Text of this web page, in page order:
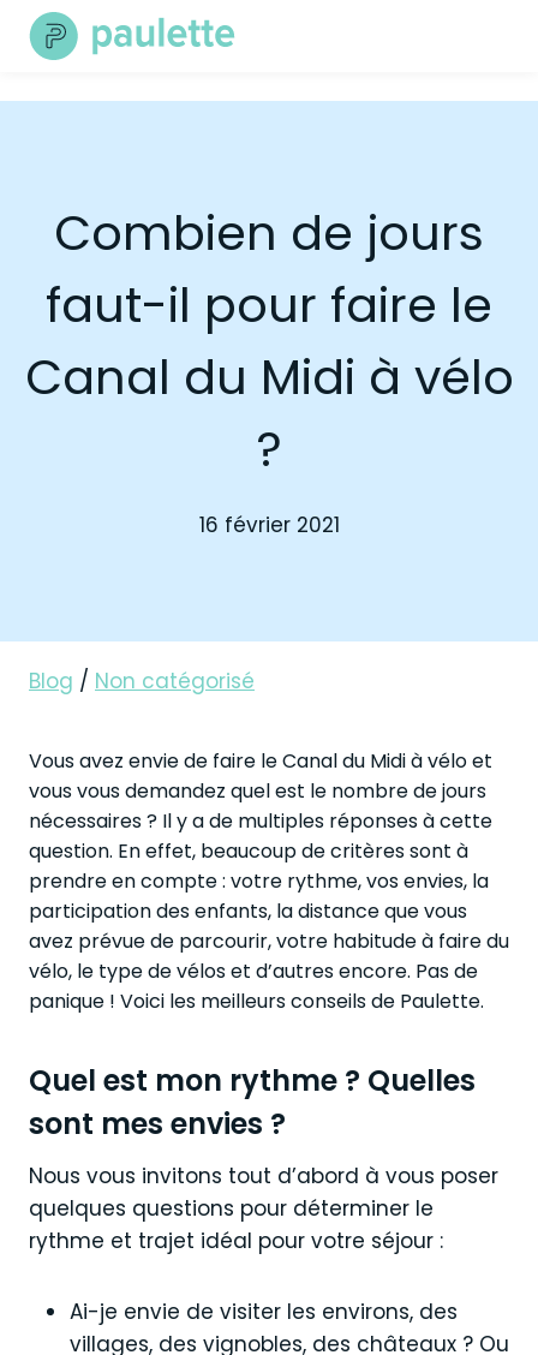
Skip
Combien de jours
faut-il pour faire le
Canal du Midi à vélo
?
16 février 2021
Blog / Non catégorisé
Vous avez envie de faire le Canal du Midi à vélo et
vous vous demandez quel est le nombre de jours
nécessaires ? Il y a de multiples réponses à cette
question. En effet, beaucoup de critères sont à
prendre en compte : votre rythme, vos envies, la
participation des enfants, la distance que vous
avez prévue de parcourir, votre habitude à faire du
vélo, le type de vélos et d’autres encore. Pas de
panique ! Voici les meilleurs conseils de Paulette.
Quel est mon rythme ? Quelles
sont mes envies ?
Nous vous invitons tout d’abord à vous poser
quelques questions pour déterminer le
rythme et trajet idéal pour votre séjour :
Ai-je envie de visiter les environs, des
villages, des vignobles, des châteaux ? Ou